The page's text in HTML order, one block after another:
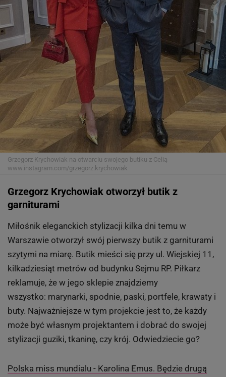
Grzegorz Krychowiak na otwarciu swojego butiku z Celią
www.instagram.com/grzegorz.krychowiak
Grzegorz Krychowiak otworzył butik z
garniturami
Miłośnik eleganckich stylizacji kilka dni temu w
Warszawie otworzył swój pierwszy butik z garniturami
szytymi na miarę. Butik mieści się przy ul. Wiejskiej 11,
kilkadziesiąt metrów od budynku Sejmu RP. Piłkarz
reklamuje, że w jego sklepie znajdziemy
wszystko: marynarki, spodnie, paski, portfele, krawaty i
buty. Najważniejsze w tym projekcie jest to, że każdy
może być własnym projektantem i dobrać do swojej
stylizacji guziki, tkaninę, czy krój. Odwiedziecie go?
Polska miss mundialu - Karolina Emus. Będzie drugą